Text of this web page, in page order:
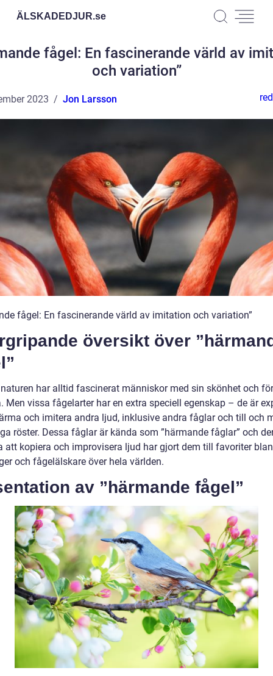
ÄLSKADEDJUR.se
fågel: En fascinerande värld av
och variation”
2023 Jon Larsson
fågel: En fascinerande värld av imitation och variation”
översikt över
har alltid fascinerat människor med sin skönhet och
Men vissa fågelarter har en extra speciell egenskap – de är
och imitera andra ljud, inklusive andra fåglar och till och
röster. Dessa fåglar är kända som ”härmande fåglar” och
att kopiera och improvisera ljud har gjort dem till favoriter
och fågelälskare över hela världen.
av ”härmande fågel”